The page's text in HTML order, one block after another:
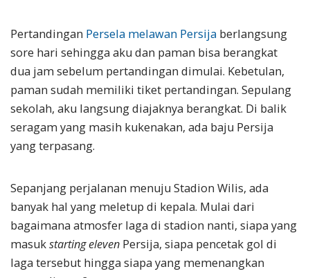
Pertandingan Persela melawan Persija berlangsung
sore hari sehingga aku dan paman bisa berangkat
dua jam sebelum pertandingan dimulai. Kebetulan,
paman sudah memiliki tiket pertandingan. Sepulang
sekolah, aku langsung diajaknya berangkat. Di balik
seragam yang masih kukenakan, ada baju Persija
yang terpasang.
Sepanjang perjalanan menuju Stadion Wilis, ada
banyak hal yang meletup di kepala. Mulai dari
bagaimana atmosfer laga di stadion nanti, siapa yang
masukstarting eleven Persija, siapa pencetak gol di
laga tersebut hingga siapa yang memenangkan